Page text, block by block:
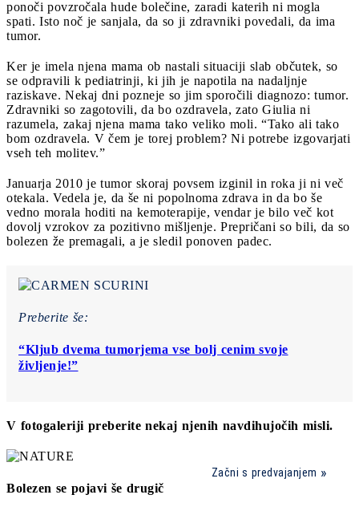
ponoči povzročala hude bolečine, zaradi katerih ni mogla
spati. Isto noč je sanjala, da so ji zdravniki povedali, da ima
tumor.
Ker je imela njena mama ob nastali situaciji slab občutek, so
se odpravili k pediatrinji, ki jih je napotila na nadaljnje
raziskave. Nekaj dni pozneje so jim sporočili diagnozo: tumor.
Zdravniki so zagotovili, da bo ozdravela, zato Giulia ni
razumela, zakaj njena mama tako veliko moli. “Tako ali tako
bom ozdravela. V čem je torej problem? Ni potrebe izgovarjati
vseh teh molitev.”
Januarja 2010 je tumor skoraj povsem izginil in roka ji ni več
otekala. Vedela je, da še ni popolnoma zdrava in da bo še
vedno morala hoditi na kemoterapije, vendar je bilo več kot
dovolj vzrokov za pozitivno mišljenje. Prepričani so bili, da so
bolezen že premagali, a je sledil ponoven padec.
Preberite še:
“Kljub dvema tumorjema vse bolj cenim svoje
življenje!”
V fotogaleriji preberite nekaj njenih navdihujočih misli.
Začni s predvajanjem
Bolezen se pojavi še drugič